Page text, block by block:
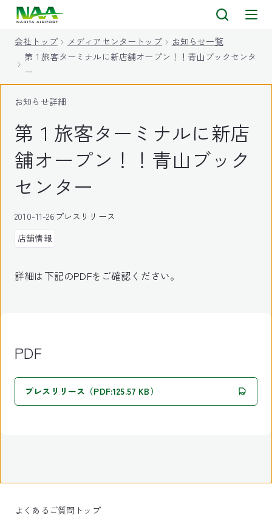
会社トップ メディアセンタートップ
お知らせ一覧
第１旅客ターミナルに新店舗オープン！！青山ブックセンタ
ー
お知らせ詳細
第１旅客ターミナルに新店
舗オープン！！青山ブック
センター
2010-11-26プレスリリース
店舗情報
詳細は下記のPDFをご確認ください。
PDF
プレスリリース（PDF:125.57 KB）
よくあるご質問トップ